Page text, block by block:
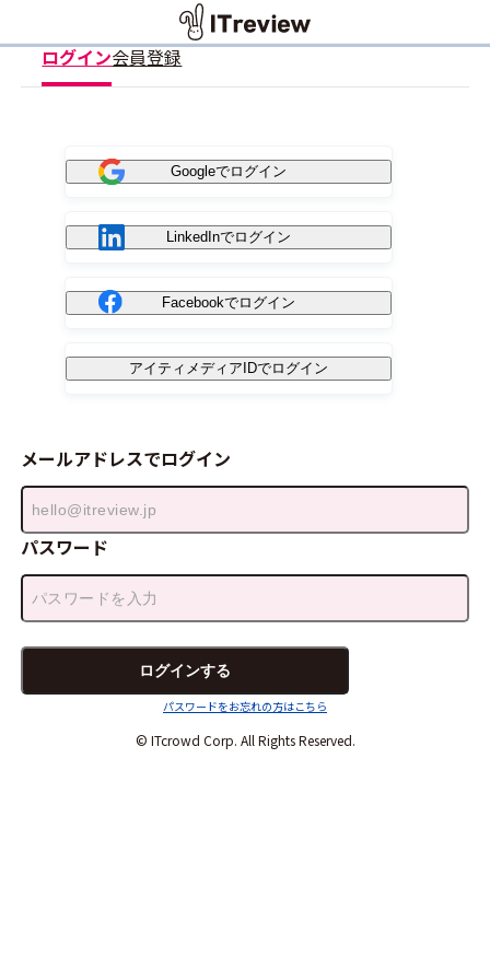
ログイン会員登録
Googleでログイン
LinkedInでログイン
Facebookでログイン
アイティメディアIDでログイン
メールアドレスでログイン
パスワード
パスワードをお忘れの方はこちら
© ITcrowd Corp. All Rights Reserved.